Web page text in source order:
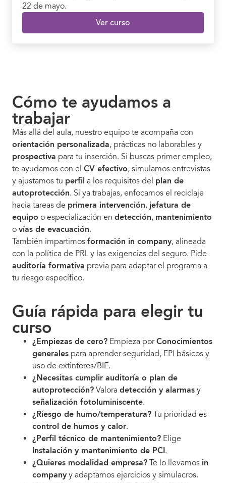
22 de mayo.
Ver curso
Cómo te ayudamos a
trabajar
Más allá del aula, nuestro equipo te acompaña con
orientación personalizada, prácticas no laborables y
prospectiva para tu inserción. Si buscas primer empleo,
te ayudamos con el CV efectivo, simulamos entrevistas
y ajustamos tu perfil a los requisitos del plan de
autoprotección. Si ya trabajas, enfocamos el reciclaje
hacia tareas de primera intervención, jefatura de
equipo o especialización en detección, mantenimiento
o vías de evacuación.
También impartimos formación in company, alineada
con la política de PRL y las exigencias del seguro. Pide
auditoría formativa previa para adaptar el programa a
tu riesgo específico.
Guía rápida para elegir tu
curso
¿Empiezas de cero? Empieza porConocimientos
generales para aprender seguridad, EPI básicos y
uso de extintores/BIE.
¿Necesitas cumplir auditoría o plan de
autoprotección? Valora detección y alarmas y
señalización fotoluminiscente.
¿Riesgo de humo/temperatura? Tu prioridad es
control de humos y calor.
¿Perfil técnico de mantenimiento? Elige
Instalación y mantenimiento de PCI.
¿Quieres modalidad empresa? Te lo llevamos in
company y adaptamos ejercicios y simulacros.